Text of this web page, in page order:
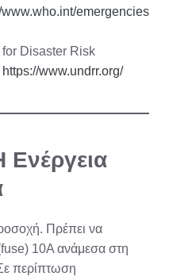
www.who.int/emergencies
Disaster Risk
https://www.undrr.org/
Πρέπει να
10A ανάμεσα στη
περίπτωση